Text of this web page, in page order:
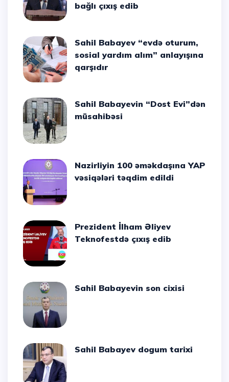
bağlı çıxış edib
Sahil Babayev “evdə oturum,
sosial yardım alım” anlayışına
qarşıdır
Sahil Babayevin “Dost Evi”dən
müsahibəsi
Nazirliyin 100 əməkdaşına YAP
vəsiqələri təqdim edildi
Prezident İlham Əliyev
Teknofestdə çıxış edib
Sahil Babayevin son cixisi
Sahil Babayev dogum tarixi